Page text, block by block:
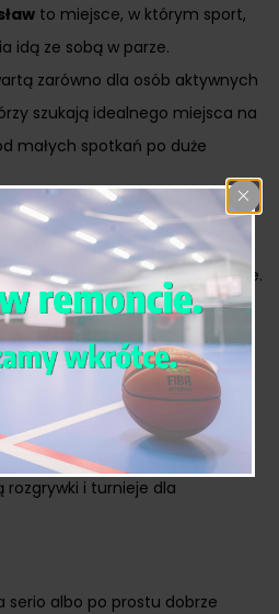
to miejsce, w którym sport,
idą ze sobą w parze.
zarówno dla osób aktywnych
szukają idealnego miejsca na
małych spotkań po duże
pełni wyposażone sale sportowe.
chcą pograć w siatkówkę,
futsal,
którzy prowadzą lub chcą
rozgrywki i turnieje dla
serio albo po prostu dobrze